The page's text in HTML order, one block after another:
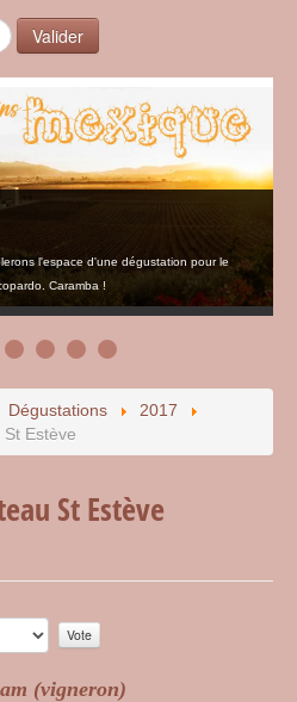
Valider
l'espace d'une dégustation pour le
Caramba !
Dégustations
2017
Estève
St Estève
(vigneron)